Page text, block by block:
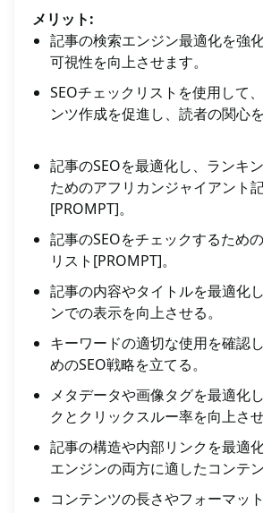
メリット:
記事の検索エンジン最適化を強
可視性を向上させます。
SEOチェックリストを使用して
ンツ作成を促進し、読者の関心を
記事のSEOを最適化し、ランキ
ためのアフリカンジャイアント
[PROMPT]。
記事のSEOをチェックするため
リスト[PROMPT]。
記事の内容やタイトルを最適化
ンでの表示を向上させる。
キーワードの適切な使用を確認
めのSEO戦略を立てる。
メタデータや画像タグを最適化
クとクリックスルー率を向上させ
記事の構造や内部リンクを最適
エンジンの両方に適したコンテ
コンテンツの長さやフォーマッ